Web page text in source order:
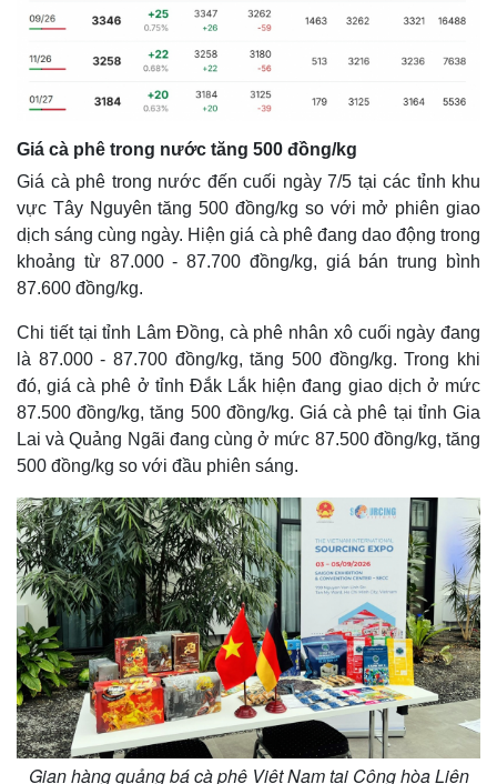
Thế giới
Quan sát
Cuộc sống đó đây
Hồ sơ
Multimedia
Video
Ảnh
Giá cà phê trong nước tăng 500 đồng/kg
Giá cà phê trong nước đến cuối ngày 7/5 tại các tỉnh khu
vực Tây Nguyên tăng 500 đồng/kg so với mở phiên giao
dịch sáng cùng ngày. Hiện giá cà phê đang dao động trong
khoảng từ 87.000 - 87.700 đồng/kg, giá bán trung bình
87.600 đồng/kg.
Chi tiết tại tỉnh Lâm Đồng, cà phê nhân xô cuối ngày đang
là 87.000 - 87.700 đồng/kg, tăng 500 đồng/kg. Trong khi
đó, giá cà phê ở tỉnh Đắk Lắk hiện đang giao dịch ở mức
87.500 đồng/kg, tăng 500 đồng/kg. Giá cà phê tại tỉnh Gia
Lai và Quảng Ngãi đang cùng ở mức 87.500 đồng/kg, tăng
500 đồng/kg so với đầu phiên sáng.
Gian hàng quảng bá cà phê Việt Nam tại Cộng hòa Liên